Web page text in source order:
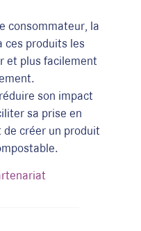
consommateur, la
ces produits les
et plus facilement
son impact
sa prise en
de créer un produit